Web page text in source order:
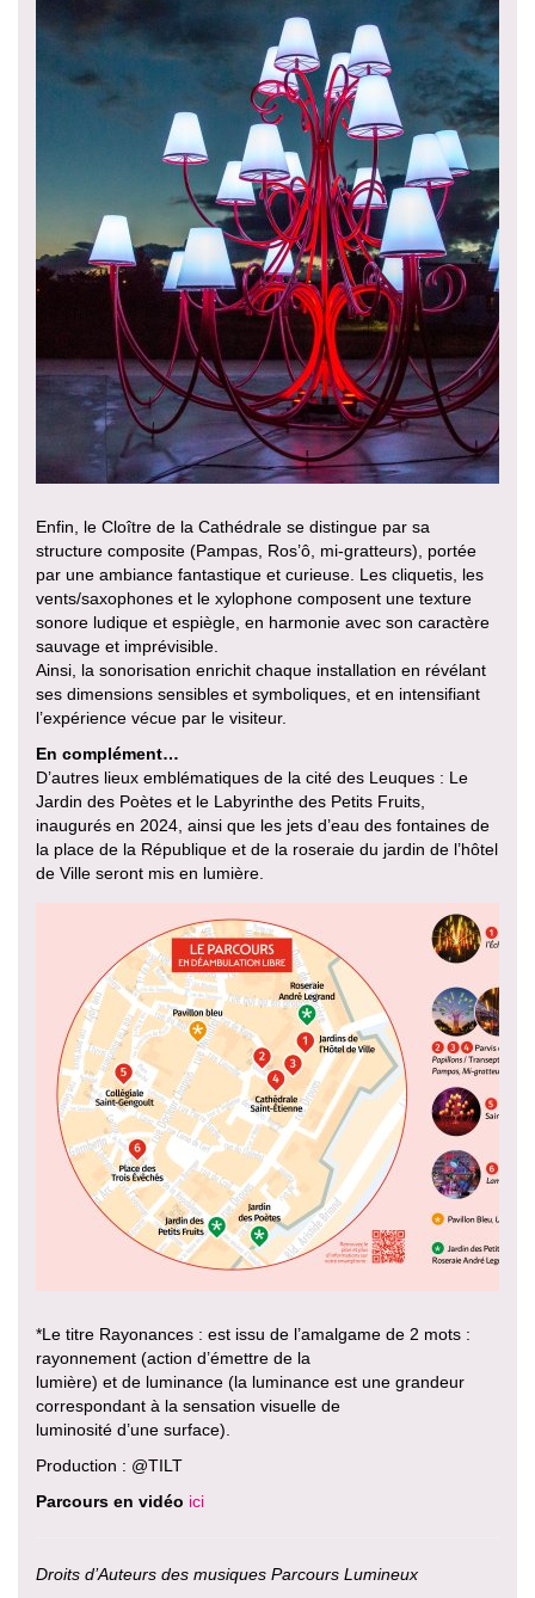
Enfin, le Cloître de la Cathédrale se distingue par sa
structure composite (Pampas, Ros’ô, mi-gratteurs), portée
par une ambiance fantastique et curieuse. Les cliquetis, les
vents/saxophones et le xylophone composent une texture
sonore ludique et espiègle, en harmonie avec son caractère
sauvage et imprévisible.
Ainsi, la sonorisation enrichit chaque installation en révélant
ses dimensions sensibles et symboliques, et en intensifiant
l’expérience vécue par le visiteur.
En complément…
D’autres lieux emblématiques de la cité des Leuques : Le
Jardin des Poètes et le Labyrinthe des Petits Fruits,
inaugurés en 2024, ainsi que les jets d’eau des fontaines de
la place de la République et de la roseraie du jardin de l’hôtel
de Ville seront mis en lumière.
*Le titre Rayonances : est issu de l’amalgame de 2 mots :
rayonnement (action d’émettre de la
lumière) et de luminance (la luminance est une grandeur
correspondant à la sensation visuelle de
luminosité d’une surface).
Production : @TILT
Parcours en vidéo ici
Droits d’Auteurs des musiques Parcours Lumineux